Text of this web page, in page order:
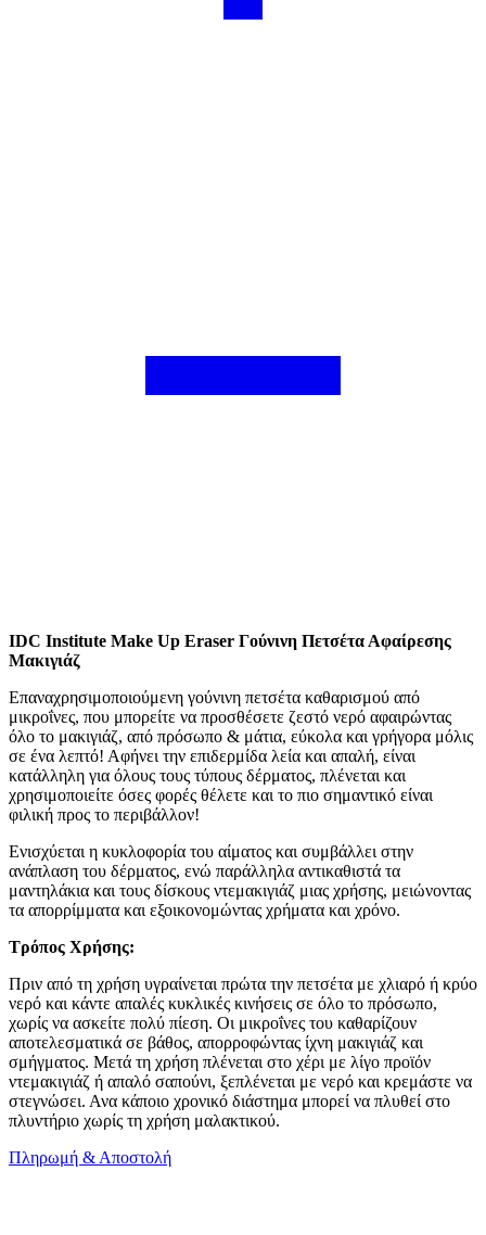
IDC Institute Make Up Eraser Γούνινη Πετσέτα Αφαίρεσης
Μακιγιάζ
Επαναχρησιμοποιούμενη γούνινη πετσέτα καθαρισμού από
μικροΐνες, που μπορείτε να προσθέσετε ζεστό νερό αφαιρώντας
όλο το μακιγιάζ, από πρόσωπο & μάτια, εύκολα και γρήγορα μόλις
σε ένα λεπτό! Αφήνει την επιδερμίδα λεία και απαλή, είναι
κατάλληλη για όλους τους τύπους δέρματος, πλένεται και
χρησιμοποιείτε όσες φορές θέλετε και το πιο σημαντικό είναι
φιλική προς το περιβάλλον!
Ενισχύεται η κυκλοφορία του αίματος και συμβάλλει στην
ανάπλαση του δέρματος, ενώ παράλληλα αντικαθιστά τα
μαντηλάκια και τους δίσκους ντεμακιγιάζ μιας χρήσης, μειώνοντας
τα απορρίμματα και εξοικονομώντας χρήματα και χρόνο.
Τρόπος Χρήσης:
Πριν από τη χρήση υγραίνεται πρώτα την πετσέτα με χλιαρό ή κρύο
νερό και κάντε απαλές κυκλικές κινήσεις σε όλο το πρόσωπο,
χωρίς να ασκείτε πολύ πίεση. Οι μικροΐνες του καθαρίζουν
αποτελεσματικά σε βάθος, απορροφώντας ίχνη μακιγιάζ και
σμήγματος. Μετά τη χρήση πλένεται στο χέρι με λίγο προϊόν
ντεμακιγιάζ ή απαλό σαπούνι, ξεπλένεται με νερό και κρεμάστε να
στεγνώσει. Ανα κάποιο χρονικό διάστημα μπορεί να πλυθεί στο
πλυντήριο χωρίς τη χρήση μαλακτικού.
Πληρωμή & Αποστολή